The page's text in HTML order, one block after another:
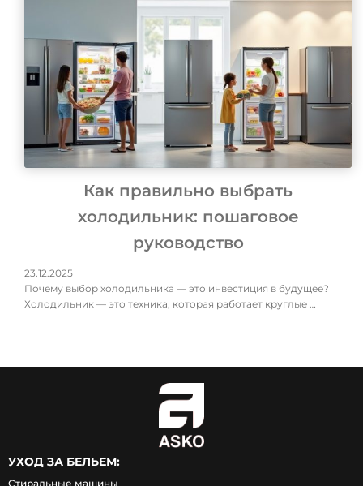
Как правильно выбрать
холодильник: пошаговое
руководство
23.12.2025
Почему выбор холодильника — это инвестиция в будущее?
Холодильник — это техника, которая работает круглые …
УХОД ЗА БЕЛЬЕМ:
Стиральные машины